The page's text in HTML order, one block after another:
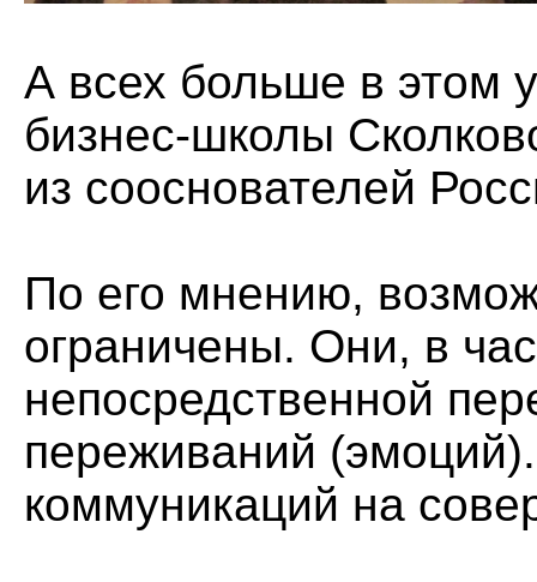
А всех больше в этом
бизнес-школы
из сооснователей
По его мнению,
ограничены. Они, в
непосредственной
переживаний
коммуникаций на